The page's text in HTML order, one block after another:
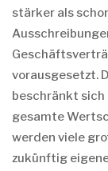
stärker als
vorausgesetzt.
beschränkt
gesamte
werden viele
zukünftig